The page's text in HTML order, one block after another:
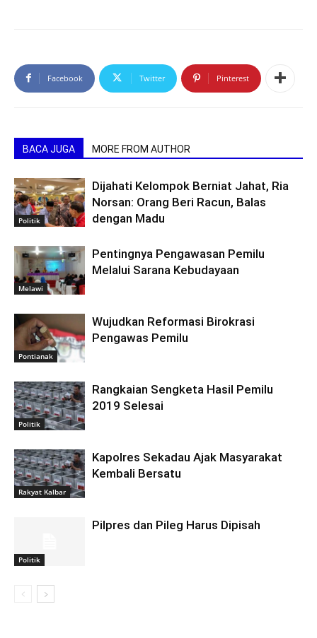
Facebook Twitter Pinterest
BACA JUGA MORE FROM AUTHOR
Politik
Dijahati Kelompok Berniat Jahat, Ria
Norsan: Orang Beri Racun, Balas
dengan Madu
Melawi
Pentingnya Pengawasan Pemilu
Melalui Sarana Kebudayaan
Pontianak
Wujudkan Reformasi Birokrasi
Pengawas Pemilu
Politik
Rangkaian Sengketa Hasil Pemilu
2019 Selesai
Rakyat Kalbar
Kapolres Sekadau Ajak Masyarakat
Kembali Bersatu
Politik
Pilpres dan Pileg Harus Dipisah